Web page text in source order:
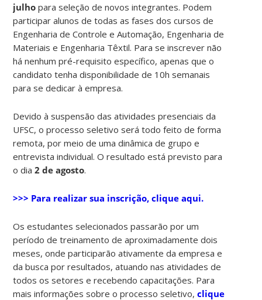
julho para seleção de novos integrantes. Podem
participar alunos de todas as fases dos cursos de
Engenharia de Controle e Automação, Engenharia de
Materiais e Engenharia Têxtil. Para se inscrever não
há nenhum pré-requisito específico, apenas que o
candidato tenha disponibilidade de 10h semanais
para se dedicar à empresa.
Devido à suspensão das atividades presenciais da
UFSC, o processo seletivo será todo feito de forma
remota, por meio de uma dinâmica de grupo e
entrevista individual. O resultado está previsto para
o dia2 de agosto.
>>> Para realizar sua inscrição, clique aqui.
Os estudantes selecionados passarão por um
período de treinamento de aproximadamente dois
meses, onde participarão ativamente da empresa e
da busca por resultados, atuando nas atividades de
todos os setores e recebendo capacitações. Para
mais informações sobre o processo seletivo,clique